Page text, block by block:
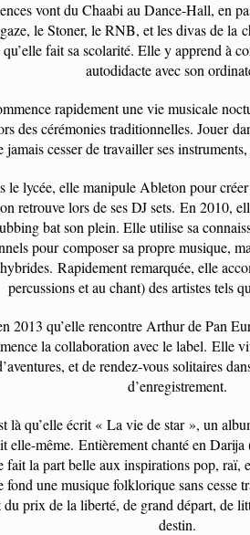
vont du Chaabi au Dance-Hall, en
le Stoner, le RNB, et les divas de la
fait sa scolarité. Elle y apprend à
autodidacte avec son
rapidement une vie musicale
des cérémonies traditionnelles. Jouer
jamais cesser de travailler ses
le lycée, elle manipule Ableton pour créer
retrouve lors de ses DJ sets. En 2010,
bat son plein. Elle utilise sa
pour composer sa propre musique,
Rapidement remarquée, elle
percussions et au chant) des artistes tels
2013 qu’elle rencontre Arthur de Pan
la collaboration avec le label. Elle
et de rendez-vous solitaires
d’enregistrement.
là qu’elle écrit « La vie de star », un
elle-même. Entièrement chanté en
fait la part belle aux inspirations pop, raï,
fond une musique folklorique sans cesse
du prix de la liberté, de grand départ, de
destin.